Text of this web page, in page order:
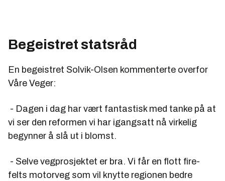
Begeistret statsråd
En begeistret Solvik-Olsen kommenterte overfor
Våre Veger:
- Dagen i dag har vært fantastisk med tanke på at
vi ser den reformen vi har igangsatt nå virkelig
begynner å slå ut i blomst.
- Selve vegprosjektet er bra. Vi får en flott fire-
felts motorveg som vil knytte regionen bedre